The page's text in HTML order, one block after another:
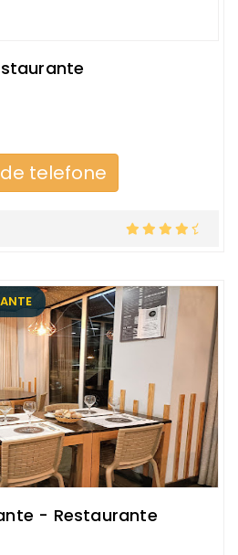
telefone
- Restaurante